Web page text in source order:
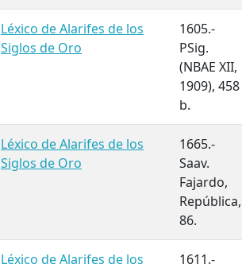
Léxico de Alarifes de los
Siglos de Oro
1605.-
PSig.
(NBAE XII,
1909), 458
b.
Léxico de Alarifes de los
Siglos de Oro
1665.-
Saav.
Fajardo,
República,
86.
Léxico de Alarifes de los 1611.-